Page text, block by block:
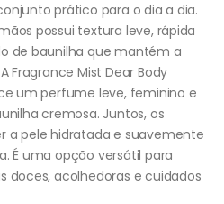
prático para o dia a dia.
possui textura leve, rápida
de baunilha que mantém a
Fragrance Mist Dear Body
um perfume leve, feminino e
cremosa. Juntos, os
a pele hidratada e suavemente
É uma opção versátil para
doces, acolhedoras e cuidados